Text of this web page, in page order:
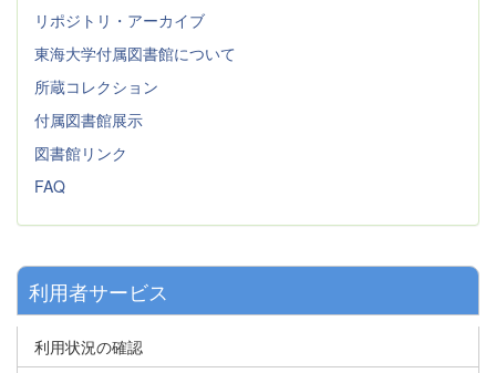
リポジトリ・アーカイブ
東海大学付属図書館について
所蔵コレクション
付属図書館展示
図書館リンク
FAQ
利用者サービス
利用状況の確認